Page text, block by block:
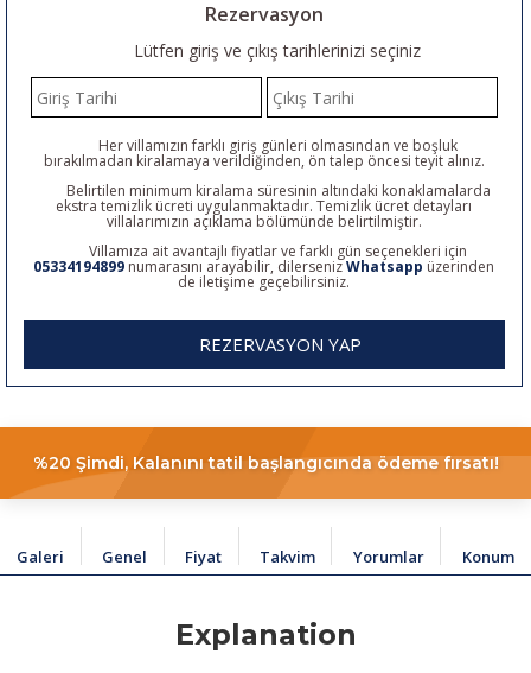
Rezervasyon
Lütfen giriş ve çıkış tarihlerinizi seçiniz
Her villamızın farklı giriş günleri olmasından ve boşluk
bırakılmadan kiralamaya verildiğinden, ön talep öncesi teyit alınız.
Belirtilen minimum kiralama süresinin altındaki konaklamalarda
ekstra temizlik ücreti uygulanmaktadır. Temizlik ücret detayları
villalarımızın açıklama bölümünde belirtilmiştir.
Villamıza ait avantajlı fiyatlar ve farklı gün seçenekleri için
05334194899 numarasını arayabilir, dilersenizWhatsapp üzerinden
de iletişime geçebilirsiniz.
REZERVASYON YAP
%20 Şimdi, Kalanını tatil başlangıcında ödeme fırsatı!
Galeri Genel Fiyat Takvim Yorumlar Konum
Explanation